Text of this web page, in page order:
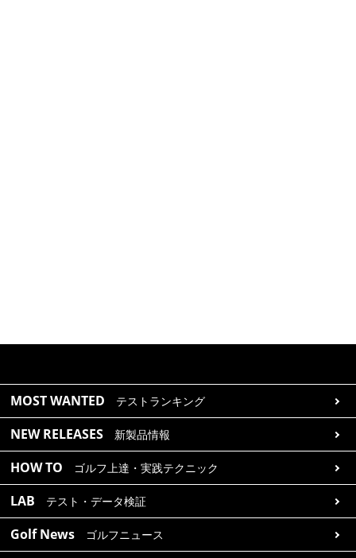
MOST WANTED テストランキング
NEW RELEASES 新製品情報
HOW TO ゴルフ上達・実践テクニック
LAB テスト・データ検証
Golf News ゴルフニュース